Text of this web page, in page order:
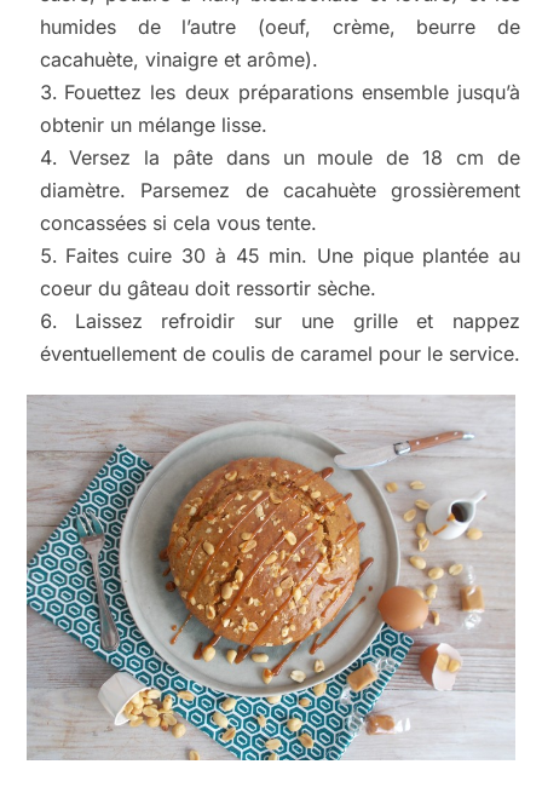
humides de l’autre (oeuf, crème, beurre de
cacahuète, vinaigre et arôme).
Fouettez les deux préparations ensemble jusqu’à
obtenir un mélange lisse.
Versez la pâte dans un moule de 18 cm de
diamètre. Parsemez de cacahuète grossièrement
concassées si cela vous tente.
Faites cuire 30 à 45 min. Une pique plantée au
coeur du gâteau doit ressortir sèche.
Laissez refroidir sur une grille et nappez
éventuellement de coulis de caramel pour le service.